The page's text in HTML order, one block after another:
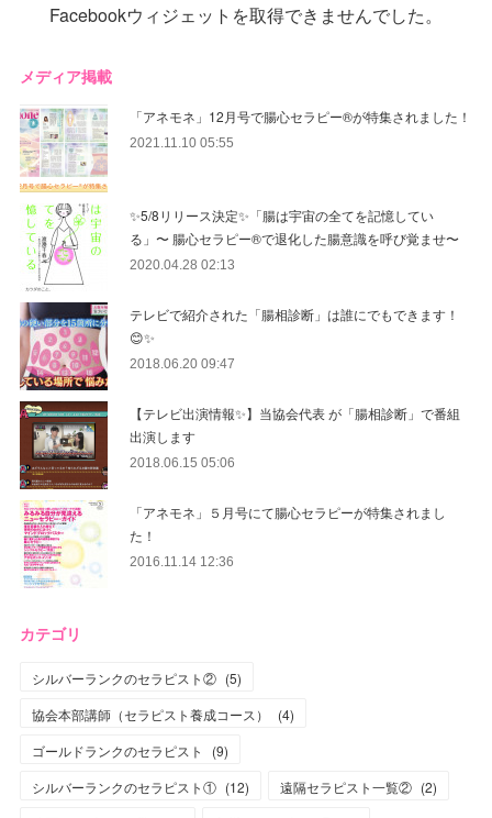
Facebookウィジェットを取得できませんでした。
メディア掲載
「アネモネ」12月号で腸心セラピー®︎が特集されました！
2021.11.10 05:55
✨5/8リリース決定✨「腸は宇宙の全てを記憶してい
る」〜 腸心セラピー®︎で退化した腸意識を呼び覚ませ〜
2020.04.28 02:13
テレビで紹介された「腸相診断」は誰にでもできます！
😊✨
2018.06.20 09:47
【テレビ出演情報✨】当協会代表 が「腸相診断」で番組
出演します
2018.06.15 05:06
「アネモネ」５月号にて腸心セラピーが特集されまし
た！
2016.11.14 12:36
カテゴリ
シルバーランクのセラピスト② (5)
協会本部講師（セラピスト養成コース）
(4)
ゴールドランクのセラピスト
(9)
シルバーランクのセラピスト① (12) 遠隔セラピスト一覧② (2)